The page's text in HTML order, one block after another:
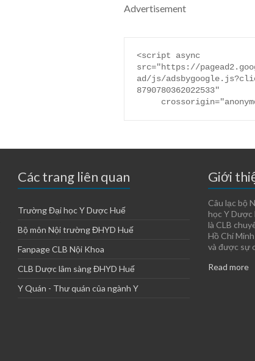
Advertisement
<script async
src="https://
ad/js/
8790780362022533"
Các trang liên quan
Trường Đại học Y Dược Huế
Bộ môn Nội trường ĐHYD Huế
Fanpage CLB Nội Khoa
CLB Dược lâm sàng ĐHYD Huế
Y Quán - Thư quán của ngành Y
Giới
Câu lạc bộ
học Y Dược
là CLB
Hồ Chí
và được sự
Read more